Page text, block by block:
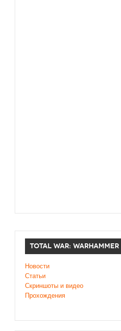
TOTAL WAR: WARHAMMER
Новости
Статьи
Скриншоты и видео
Прохождения